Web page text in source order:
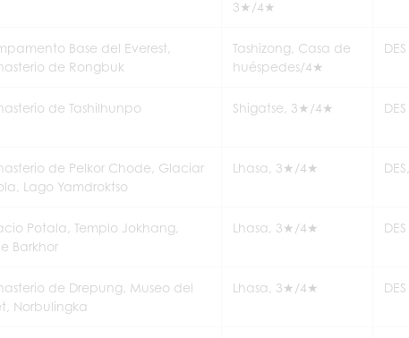
3★/4★
Base del Everest,
de Rongbuk
Tashizong, Casa de
huéspedes/4★
DES
de Tashilhunpo Shigatse, 3★/4★ DES
de Pelkor Chode, Glaciar
Lago Yamdroktso
Lhasa, 3★/4★
Potala, Templo Jokhang,
Barkhor
Lhasa, 3★/4★ DES
de Drepung, Museo del
Norbulingka
Lhasa, 3★/4★ DES